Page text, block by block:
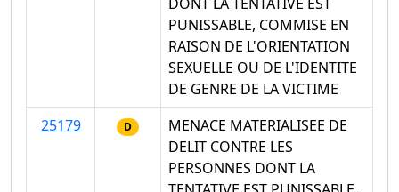
PUNISSABLE, COMMISE EN
RAISON DE L'ORIENTATION
SEXUELLE OU DE L'IDENTITE
DE GENRE DE LA VICTIME
25179
D
MENACE MATERIALISEE DE
DELIT CONTRE LES
PERSONNES DONT LA